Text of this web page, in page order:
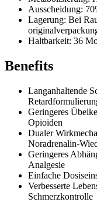
Ausscheidung:
Lagerung: Bei
Haltbarkeit: 36
Benefits
Langanhaltende
Geringeres
Opioiden
Dualer
Noradrenalin-
Geringeres
Analgesie
Einfache
Verbesserte
Schmerzkontrolle